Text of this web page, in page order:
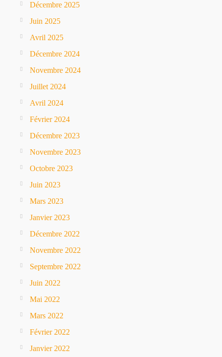
Décembre 2025
Juin 2025
Avril 2025
Décembre 2024
Novembre 2024
Juillet 2024
Avril 2024
Février 2024
Décembre 2023
Novembre 2023
Octobre 2023
Juin 2023
Mars 2023
Janvier 2023
Décembre 2022
Novembre 2022
Septembre 2022
Juin 2022
Mai 2022
Mars 2022
Février 2022
Janvier 2022